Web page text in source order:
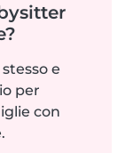
e
per
con